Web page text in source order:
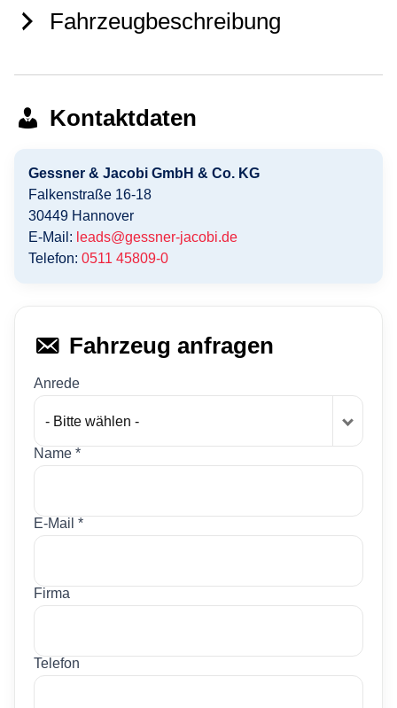
Fahrzeugbeschreibung
Kontaktdaten
Gessner & Jacobi GmbH & Co. KG
Falkenstraße 16-18
30449 Hannover
E-Mail: leads@gessner-jacobi.de
Telefon: 0511 45809-0
Fahrzeug anfragen
Anrede
- Bitte wählen -
Name *
E-Mail *
Firma
Telefon